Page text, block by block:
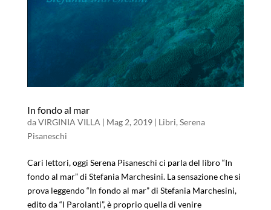
In fondo al mar
daVIRGINIA VILLA | Mag 2, 2019| Libri, Serena
Pisaneschi
Cari lettori, oggi Serena Pisaneschi ci parla del libro “In
fondo al mar” di Stefania Marchesini. La sensazione che si
prova leggendo “In fondo al mar” di Stefania Marchesini,
edito da “I Parolanti”, è proprio quella di venire